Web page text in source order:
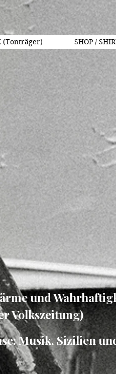
(Tonträger) SHOP /
und
Volkszeitung)
Musik, Sizilien